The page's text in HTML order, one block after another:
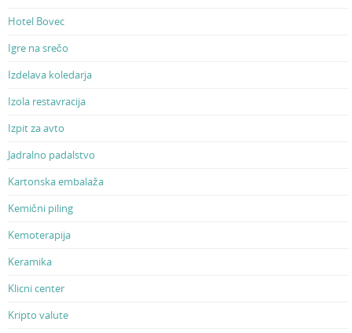
Hotel Bovec
Igre na srečo
Izdelava koledarja
Izola restavracija
Izpit za avto
Jadralno padalstvo
Kartonska embalaža
Kemični piling
Kemoterapija
Keramika
Klicni center
Kripto valute